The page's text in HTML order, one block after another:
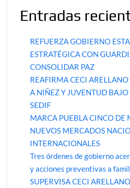
Entradas
REFUERZA GOBIERNO
ESTRATÉGICA CON
CONSOLIDAR PAZ
REAFIRMA CECI
A NIÑEZ Y JUVENTUD
SEDIF
MARCA PUEBLA CINCO DE
NUEVOS MERCADOS
INTERNACIONALES
Tres órdenes de gobierno
y acciones preventivas a
SUPERVISA CECI